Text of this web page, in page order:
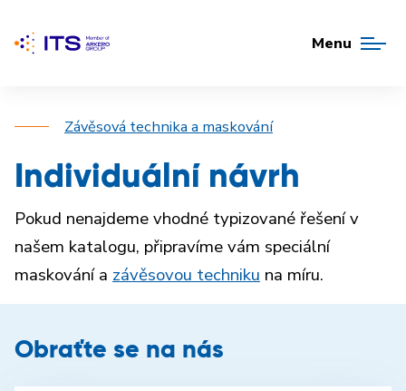
Menu
Závěsová technika a maskování
Individuální návrh
Pokud nenajdeme vhodné typizované řešení v
našem katalogu, připravíme vám speciální
maskování a závěsovou techniku na míru.
Obraťte se na nás